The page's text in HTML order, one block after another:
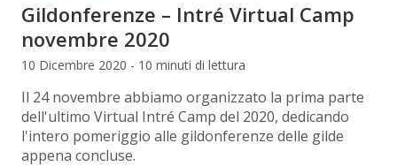
Gildonferenze – Intré Virtual Camp
novembre 2020
10 Dicembre 2020 - 10 minuti di lettura
Il 24 novembre abbiamo organizzato la prima parte
dell'ultimo Virtual Intré Camp del 2020, dedicando
l'intero pomeriggio alle gildonferenze delle gilde
appena concluse.